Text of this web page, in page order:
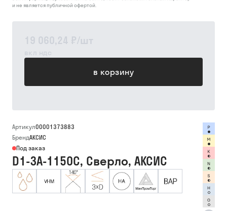
19 060,24 ₽/шт
вкл ндс
в корзину
и не является публичной офертой.
Артикул00001373883
БрендАКСИС
Под заказ
D1-3A-1150C, Сверло, АКСИС